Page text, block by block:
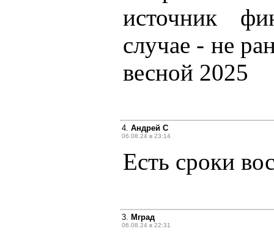
источник
случае - не
весной 2025
4. Андрей С
06.08.24 в 23:14
Есть сроки
3. Мград
06.08.24 в 22:31